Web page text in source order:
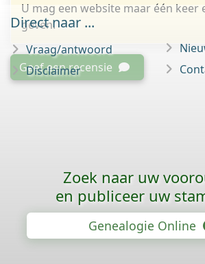
U mag een website maar één keer
geven.
Geef een recensie
Direct naar ...
Vraag/antwoord
Disclaimer
Zoek naar uw
en publiceer uw
Genealogie Online